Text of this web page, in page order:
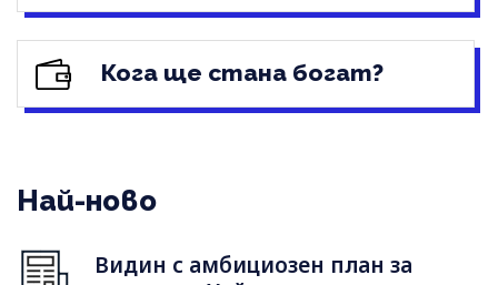
Кога ще стана богат?
Най-ново
Видин с амбициозен план за